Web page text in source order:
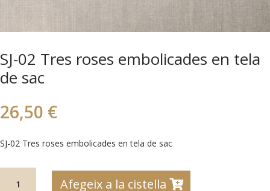
SJ-02 Tres roses embolicades en tela
de sac
26,50 €
SJ-02 Tres roses embolicades en tela de sac
Afegeix a la cistella